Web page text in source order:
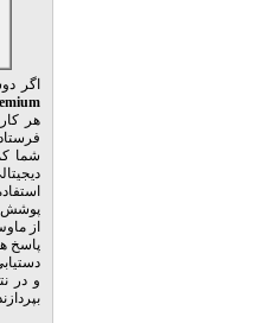
اگر
هر
شما
از
و در